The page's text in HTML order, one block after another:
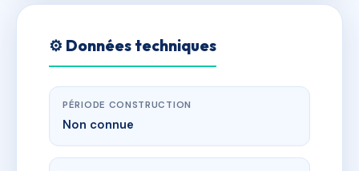
⚙️ Données techniques
PÉRIODE CONSTRUCTION
Non connue